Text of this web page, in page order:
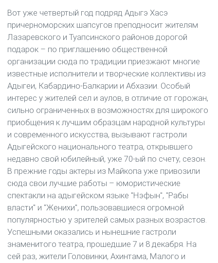
Вот уже четвертый год подряд Адыгэ Хасэ
причерноморских шапсугов преподносит жителям
Лазаревского и Туапсинского районов дорогой
подарок – по приглашению общественной
организации сюда по традиции приезжают многие
известные исполнители и творческие коллективы из
Адыгеи, Кабардино-Балкарии и Абхазии. Особый
интерес у жителей сел и аулов, в отличие от горожан,
сильно ограниченных в возможностях для широкого
приобщения к лучшим образцам народной культуры
и современного искусства, вызывают гастроли
Адыгейского национального театра, открывшего
недавно свой юбилейный, уже 70-ый по счету, сезон.
В прежние годы актеры из Майкопа уже привозили
сюда свои лучшие работы – юмористические
спектакли на адыгейском языке "Нэфын", "Рабы
власти" и "Женихи", пользовавшиеся огромной
популярностью у зрителей самых разных возрастов.
Успешными оказались и нынешние гастроли
знаменитого театра, прошедшие 7 и 8 декабря. На
сей раз, жители Головинки, Ахинтама, Малого и